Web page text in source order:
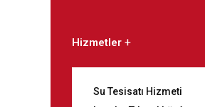
Hizmetler
Su Tesisatı Hizmeti